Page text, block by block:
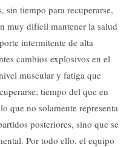
sin tiempo para recuperarse,
muy difícil mantener la salud
intermitente de alta
cambios explosivos en el
muscular y fatiga que
tiempo del que en
que no solamente representa
posteriores, sino que se
Por todo ello, el equipo